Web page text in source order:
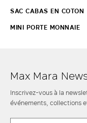
SAC CABAS EN COTON
MINI PORTE MONNAIE
Max Mara
Inscrivez-vous à la
événements, collections